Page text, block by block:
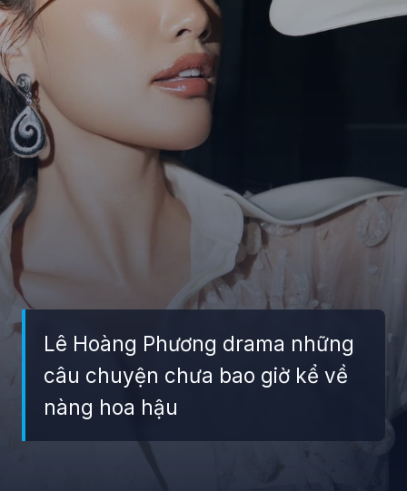
Lê Hoàng Phương drama những
câu chuyện chưa bao giờ kể về
nàng hoa hậu